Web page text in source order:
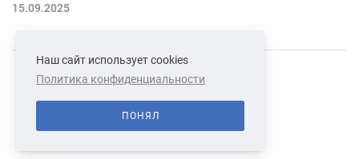
15.09.2025
СВЯЗАТЬСЯ С НАМИ О НАС
Наш сайт использует cookies
Политика конфиденциальности
ПОНЯЛ